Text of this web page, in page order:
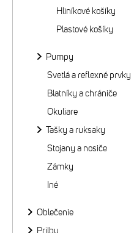
Hliníkové košíky
Plastové košíky
Pumpy
Svetlá a reflexné prvky
Blatníky a chrániče
Okuliare
Tašky a ruksaky
Stojany a nosiče
Zámky
Iné
Oblečenie
Prilby